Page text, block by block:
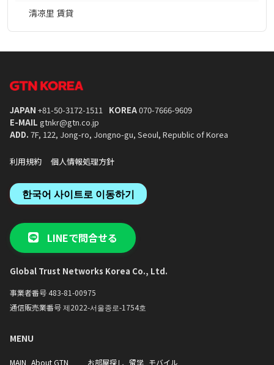
淸凉里 賃貸
JAPAN +81-50-3172-1511 KOREA070-7666-9609
E-MAIL gtnkr@gtn.co.jp
ADD. 7F, 122, Jong-ro, Jongno-gu, Seoul, Republic of Korea
利用規約 個人情報処理方針
한국어 사이트로 이동하기
LINEで問合せる
Global Trust Networks Korea Co., Ltd.
事業者番号 483-81-00975
通信販売業番号 제2022-서울종로-1754호
MENU
MAIN About GTN お部屋探し 留学 モバイル